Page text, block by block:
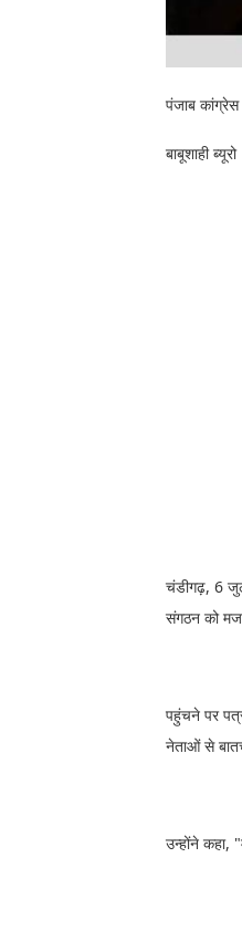
पंजाब कांग्रेस
बाबूशाही ब्यूरो
चंडीगढ़, 6
संगठन को
पहुंचने पर
नेताओं से
उन्होंने कहा,